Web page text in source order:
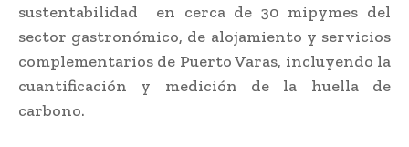
sustentabilidad en cerca de 30 mipymes del
sector gastronómico, de alojamiento y servicios
complementarios de Puerto Varas, incluyendo la
cuantificación y medición de la huella de
carbono.